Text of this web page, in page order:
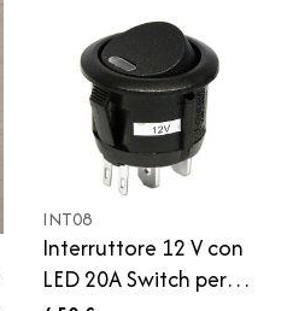
INT08
Interruttore 12 V con
LED 20A Switch per